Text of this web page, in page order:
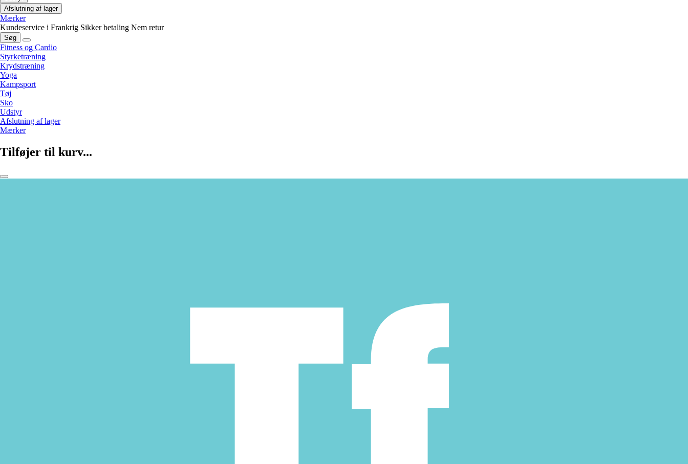
Afslutning af lager
Mærker
Kundeservice i Frankrig Sikker betaling Nem retur
Søg
Fitness og Cardio
Styrketræning
Krydstræning
Yoga
Kampsport
Tøj
Sko
Udstyr
Afslutning af lager
Mærker
Tilføjer til kurv...